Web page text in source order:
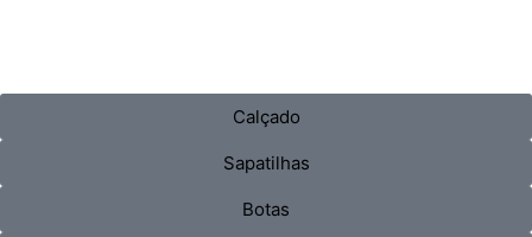
Calçado
Sapatilhas
Botas